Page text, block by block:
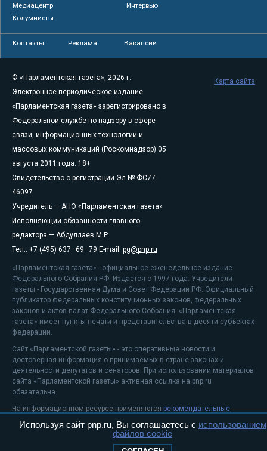
Медиацентр
Интервью
Колумнисты
Контакты Реклама Вакансии
© «Парламентская газета», 2026 г.
Электронное периодическое издание
«Парламентская газета» зарегистрировано в
Федеральной службе по надзору в сфере
связи, информационных технологий и
массовых коммуникаций (Роскомнадзор) 05
августа 2011 года. 18+
Свидетельство о регистрации Эл № ФС77-
46097
Учредитель — АНО «Парламентская газета»
Исполняющий обязанности главного
редактора — Абдуллаев М.Р.
Тел.: +7 (495) 637–69–79 E-mail: pg@pnp.ru
«Парламентская газета» - официальное еженедельное издание
Федерального Собрания РФ. Издается с 1997 года. Учредители
газеты - Государственная Дума и Совет Федерации РФ. Официальный
публикатор федеральных конституционных законов, федеральных
законов и актов палат Федерального Собрания. «Парламентская
газета» имеет пункты печати и представительства в десяти субъектах
федерации.
Сайт «Парламентской газеты» - это оперативные новости и
достоверная информация о принимаемых в стране законах и
деятельности депутатов и сенаторов. При использовании материалов
сайта «Парламентской газеты» активная ссылка на pnp.ru
обязательна.
На информационном ресурсе применяются рекомендательные
Положение о защите персональных данных
Карта сайта
Используя сайт pnp.ru, Вы соглашаетесь с использованием
файлов cookie